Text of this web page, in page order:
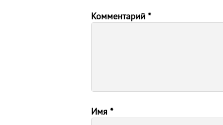
Комментарий *
Имя *